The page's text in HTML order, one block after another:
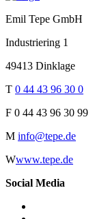
Emil Tepe GmbH
Industriering 1
49413 Dinklage
T 0 44 43 96 30 0
F 0 44 43 96 30 99
M info@tepe.de
Wwww.tepe.de
Social Media